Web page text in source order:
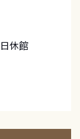
休館